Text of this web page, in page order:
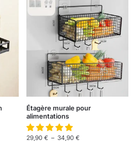
Étagère murale pour
alimentations
29,90 € – 34,90 €